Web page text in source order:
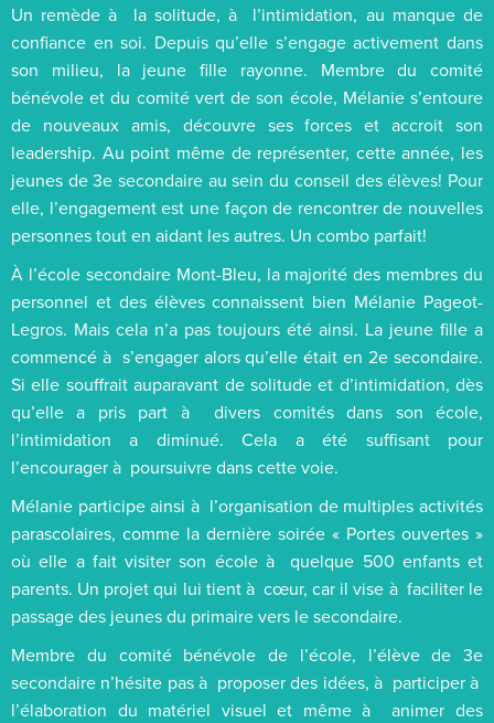
Un remède à la solitude, à l’intimidation, au manque de
confiance en soi. Depuis qu’elle s’engage activement dans
son milieu, la jeune fille rayonne. Membre du comité
bénévole et du comité vert de son école, Mélanie s’entoure
de nouveaux amis, découvre ses forces et accroit son
leadership. Au point même de représenter, cette année, les
jeunes de 3e secondaire au sein du conseil des élèves! Pour
elle, l’engagement est une façon de rencontrer de nouvelles
personnes tout en aidant les autres. Un combo parfait!
À l’école secondaire Mont-Bleu, la majorité des membres du
personnel et des élèves connaissent bien Mélanie Pageot-
Legros. Mais cela n’a pas toujours été ainsi. La jeune fille a
commencé à s’engager alors qu’elle était en 2e secondaire.
Si elle souffrait auparavant de solitude et d’intimidation, dès
qu’elle a pris part à divers comités dans son école,
l’intimidation a diminué. Cela a été suffisant pour
l’encourager à poursuivre dans cette voie.
Mélanie participe ainsi à l’organisation de multiples activités
parascolaires, comme la dernière soirée « Portes ouvertes »
où elle a fait visiter son école à quelque 500 enfants et
parents. Un projet qui lui tient à cœur, car il vise à faciliter le
passage des jeunes du primaire vers le secondaire.
Membre du comité bénévole de l’école, l’élève de 3e
secondaire n’hésite pas à proposer des idées, à participer à
l’élaboration du matériel visuel et même à animer des